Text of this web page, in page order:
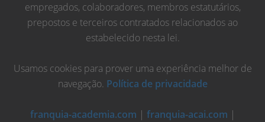
empregados, colaboradores, membros estatutários,
prepostos e terceiros contratados relacionados ao
estabelecido nesta lei.
Usamos cookies para prover uma experiência melhor de
navegação. Política de privacidade
franquia-academia.com | franquia-acai.com |